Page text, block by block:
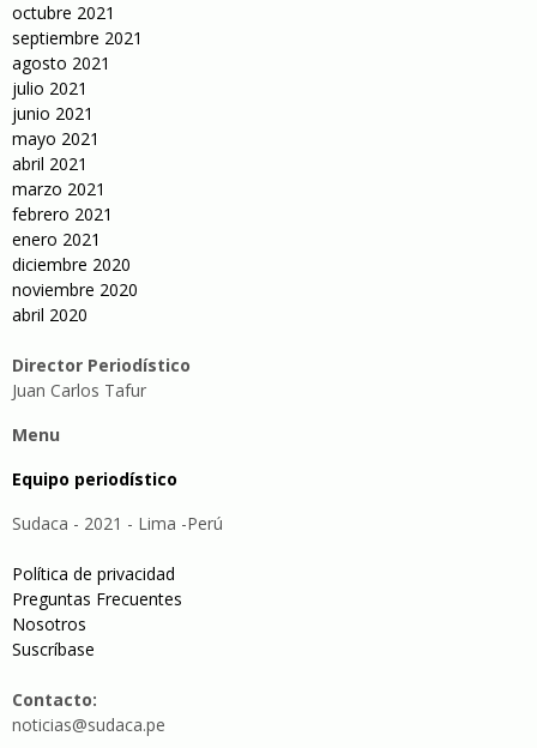
octubre 2021
septiembre 2021
agosto 2021
julio 2021
junio 2021
mayo 2021
abril 2021
marzo 2021
febrero 2021
enero 2021
diciembre 2020
noviembre 2020
abril 2020
Director Periodístico
Juan Carlos Tafur
Menu
Equipo periodístico
Sudaca - 2021 - Lima -Perú
Política de privacidad
Preguntas Frecuentes
Nosotros
Suscríbase
Contacto:
noticias@sudaca.pe